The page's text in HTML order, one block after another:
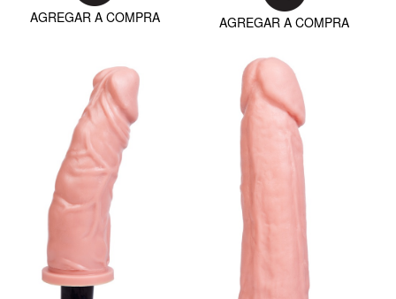
AGREGAR A COMPRA AGREGAR A COMPRA